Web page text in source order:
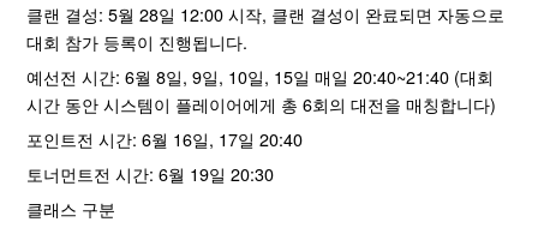
클랜 결성: 5월 28일 12:00 시작, 클랜 결성이 완료되면 자동으로
대회 참가 등록이 진행됩니다.
예선전 시간: 6월 8일, 9일, 10일, 15일 매일 20:40~21:40 (대회
시간 동안 시스템이 플레이어에게 총 6회의 대전을 매칭합니다)
포인트전 시간: 6월 16일, 17일 20:40
토너먼트전 시간: 6월 19일 20:30
클래스 구분